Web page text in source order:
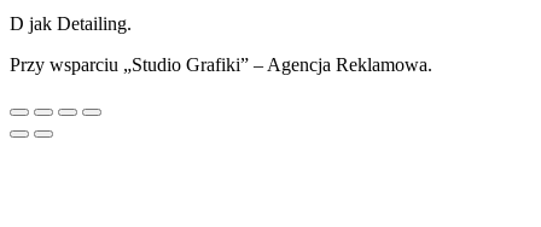
D jak Detailing.
Przy wsparciu „Studio Grafiki” – Agencja Reklamowa.